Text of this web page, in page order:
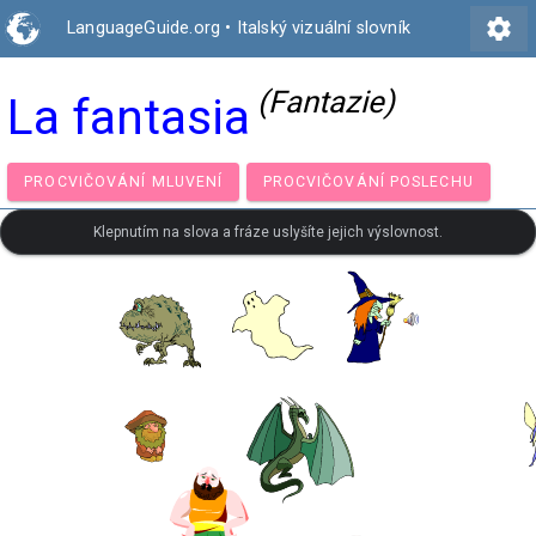
LanguageGuide.org • Italský vizuální slovník settings
La fantasia (Fantazie)
PROCVIČOVÁNÍ MLUVENÍ PROCVIČOVÁNÍ
Klepnutím na slova a fráze uslyšíte jejich výslovnost.